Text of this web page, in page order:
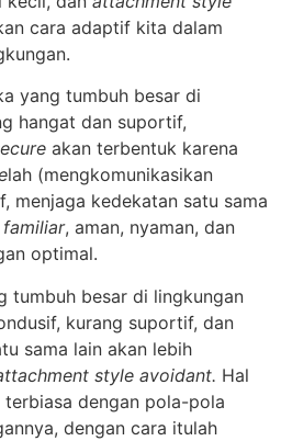
cara adaptif kita dalam
yang tumbuh besar di
hangat dan suportif,
akan terbentuk karena
lah (mengkomunikasikan
menjaga kedekatan satu sama
familiar, aman, nyaman, dan
optimal.
tumbuh besar di lingkungan
kurang suportif, dan
sama lain akan lebih
style avoidant. Hal
dengan pola-pola
dengan cara itulah